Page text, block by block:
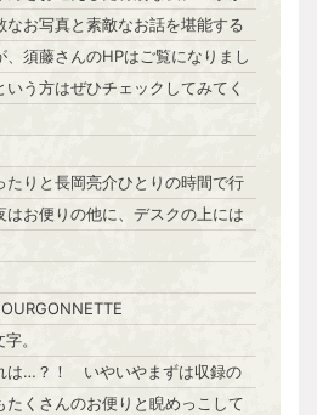
お写真と素敵なお話を堪能する
須藤さんのHPはご覧になりまし
う方はぜひチェックしてみてく
たりと長岡亮介ひとりの時間で行
お便りの他に、デスクの上には
。
は…？！ いやいやまずは収録の
くさんのお便りと睨めっこして